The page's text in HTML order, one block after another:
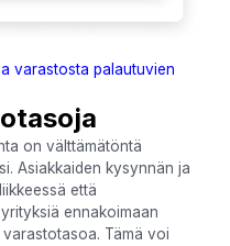
varastosta palautuvien
on välttämätöntä
Asiakkaiden kysynnän ja
että
ennakoimaan
Tämä voi